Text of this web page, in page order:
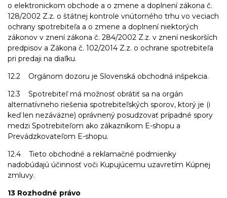
o elektronickom obchode a o zmene a doplnení zákona č.
128/2002 Z.z. o štátnej kontrole vnútorného trhu vo veciach
ochrany spotrebiteľa a o zmene a doplnení niektorých
zákonov v znení zákona č. 284/2002 Z.z. v znení neskorších
predpisov a Zákona č. 102/2014 Z.z. o ochrane spotrebiteľa
pri predaji na diaľku.
12.2 Orgánom dozoru je Slovenská obchodná inšpekcia.
12.3 Spotrebiteľ má možnosť obrátiť sa na orgán
alternatívneho riešenia spotrebiteľských sporov, ktorý je (i
keď len nezáväzne) oprávnený posudzovať prípadné spory
medzi Spotrebiteľom ako zákazníkom E-shopu a
Prevádzkovateľom E-shopu.
12.4 Tieto obchodné a reklamačné podmienky
nadobúdajú účinnosť voči Kupujúcemu uzavretím Kúpnej
zmluvy.
13 Rozhodné právo